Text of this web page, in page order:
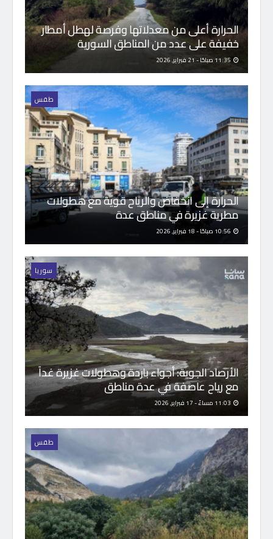
الحرارة أعلى من معدلاتها وفرصة لهطل أمطار
خفيفة على عدد من المناطق السورية
طقس
الحرارة إلى انخفاض والرياح قوية مع هطولات
مطرية غزيرة في مناطق عدة
سوريا
الأرصاد الجوية: أجواء باردة وهطولات غزيرة غداً
مع رياح عاصفة في عدة مناطق
طقس